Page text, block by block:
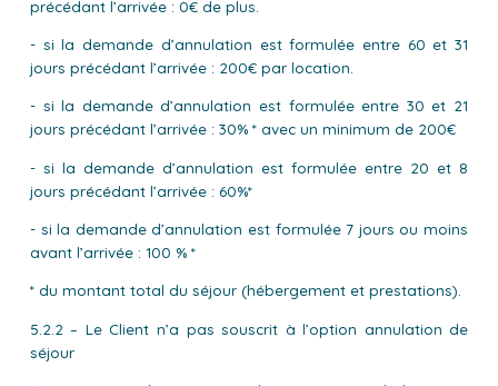
précédant l’arrivée : 0€ de plus.
- si la demande d’annulation est formulée entre 60 et 31
jours précédant l’arrivée : 200€ par location.
- si la demande d’annulation est formulée entre 30 et 21
jours précédant l’arrivée : 30% * avec un minimum de 200€
- si la demande d’annulation est formulée entre 20 et 8
jours précédant l’arrivée : 60%*
- si la demande d’annulation est formulée 7 jours ou moins
avant l’arrivée : 100 % *
* du montant total du séjour (hébergement et prestations).
5.2.2 – Le Client n’a pas souscrit à l’option annulation de
séjour